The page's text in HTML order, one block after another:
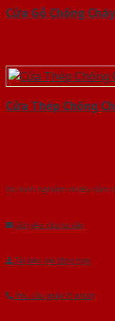
Cửa Gỗ Chống
Cửa Thép Chống
Với kinh nghiệm nhiêu năm
Gửi yêu cầu tư vấn
Tải báo giá tổng hợp
Yêu cầu gọi lại (3 phút)